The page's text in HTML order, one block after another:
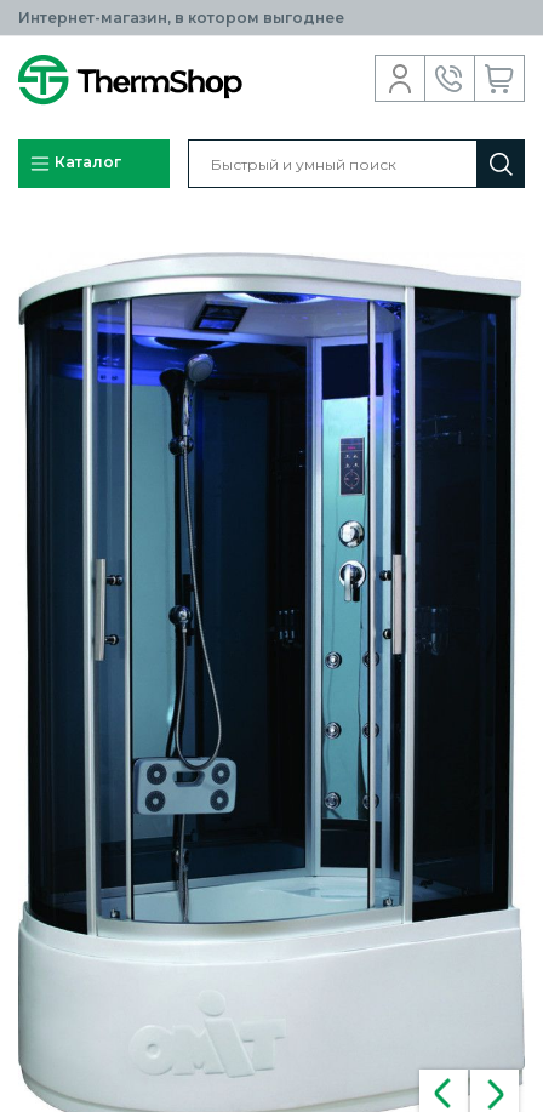
Интернет-магазин, в котором выгоднее
Каталог